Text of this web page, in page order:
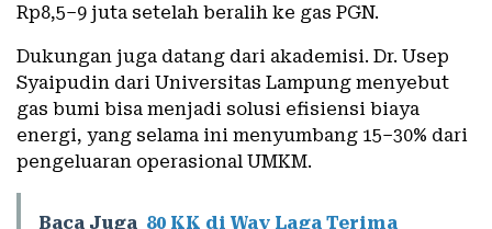
Rp8,5–9 juta setelah beralih ke gas PGN.
Dukungan juga datang dari akademisi. Dr. Usep
Syaipudin dari Universitas Lampung menyebut
gas bumi bisa menjadi solusi efisiensi biaya
energi, yang selama ini menyumbang 15–30% dari
pengeluaran operasional UMKM.
Baca Juga 80 KK di Way Laga Terima